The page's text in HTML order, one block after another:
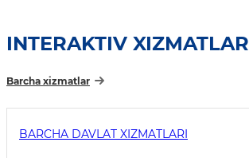
INTERAKTIV XIZMATLAR
Barcha xizmatlar
BARCHA DAVLAT XIZMATLARI